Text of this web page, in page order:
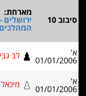
מארחת:אליצור
ירושלים - מלכי
המהלכים - פרשה
01/ לב גבייב
01/ מיכאל בלקין